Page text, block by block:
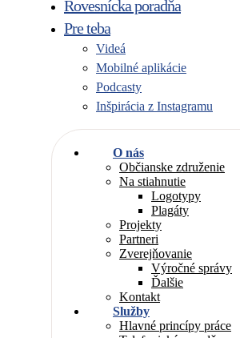
Rovesnícka poradňa
Pre teba
Videá
Mobilné aplikácie
Podcasty
Inšpirácia z Instagramu
O nás
Občianske združenie
Na stiahnutie
Logotypy
Plagáty
Projekty
Partneri
Zverejňovanie
Výročné správy
Ďalšie
Kontakt
Služby
Hlavné princípy práce